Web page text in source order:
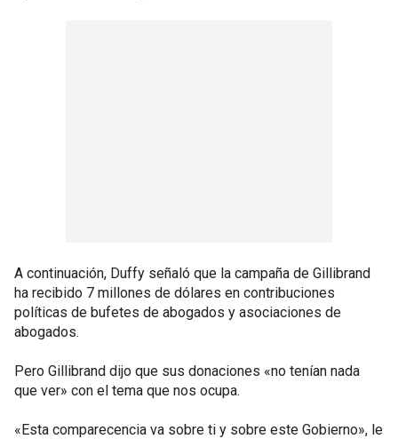
A continuación, Duffy señaló que la campaña de Gillibrand
ha recibido 7 millones de dólares en contribuciones
políticas de bufetes de abogados y asociaciones de
abogados.
Pero Gillibrand dijo que sus donaciones «no tenían nada
que ver» con el tema que nos ocupa.
«Esta comparecencia va sobre ti y sobre este Gobierno», le